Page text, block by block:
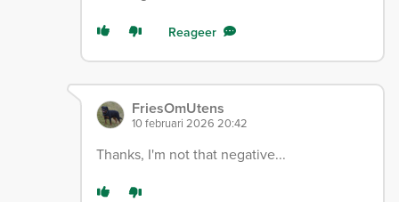
Reageer
FriesOmUtens
10 februari 2026 20:42
Thanks, I'm not that negative...